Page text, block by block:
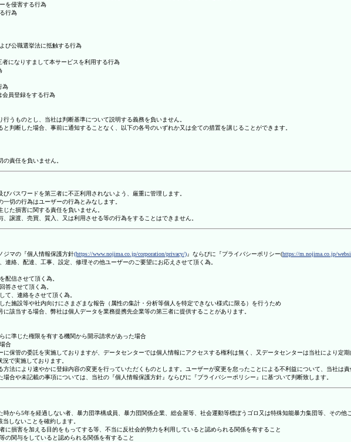
を侵害する行為
行為
び公職選挙法に抵触する行為
になりすまして本サービスを利用する行為
為
会員登録をする行為
うものとし、当社は判断基準について説明する義務を負いません。
判断した場合、事前に通知することなく、以下の各号のいずれか又は全ての措置を講じることができます。
責任を負いません。
パスワードを第三者に不正利用されないよう、厳重に管理します。
切の行為はユーザーの行為とみなします。
た損害に関する責任を負いません。
譲渡、売買、質入、又は利用させる等の行為をすることはできません。
ジマの『個人情報保護方針(https://www.nojima.co.jp/corporation/privacy/)』ならびに『プライバシーポリシー(https://m.nojima.co.jp/
絡、配達、工事、設定、修理その他ユーザーのご要望にお応えさせて頂く為。
配信させて頂く為。
答させて頂く為。
て、連絡をさせて頂く為。
た施設等や社内向けにさまざまな報告（属性の集計・分析等個人を特定できない様式に限る）を行うため
該当する場合、弊社は個人データを業務提携先企業等の第三者に提供することがあります。
に準じた権限を有する機関から開示請求があった場合
合
保管の委託を実施しておりますが、データセンターでは個人情報にアクセスする権利は無く、又データセンターは当社により定期
で実施しております。
法により速やかに登録内容の変更を行っていただくものとします。ユーザーが変更を怠ったことによる不利益について、当社は
合や未記載の事項については、当社の『個人情報保護方針』ならびに『プライバシーポリシー』に基づいて判断致します。
から5年を経過しない者、暴力団準構成員、暴力団関係企業、総会屋等、社会運動等標ぼうゴロ又は特殊知能暴力集団等、その
しないことを確約します。
に損害を加える目的をもってする等、不当に反社会的勢力を利用していると認められる関係を有すること
の関与をしていると認められる関係を有すること